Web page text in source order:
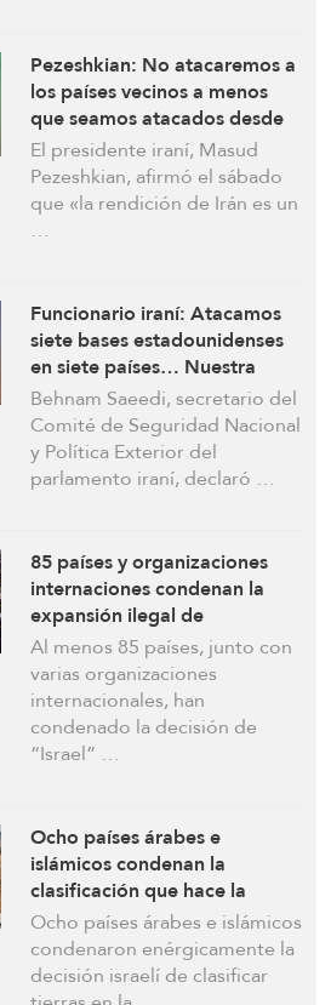
Pezeshkian: No atacaremos a
los países vecinos a menos
que seamos atacados desde
su territorio… y nuestra
rendición sea imposible
El presidente iraní, Masud
Pezeshkian, afirmó el sábado
que «la rendición de Irán es un
…
Funcionario iraní: Atacamos
siete bases estadounidenses
en siete países… Nuestra
respuesta decisiva aún está
por llegar
Behnam Saeedi, secretario del
Comité de Seguridad Nacional
y Política Exterior del
parlamento iraní, declaró …
85 países y organizaciones
internaciones condenan la
expansión ilegal de
asentamientos de “Israel” y
medidas de anexión en
Cisjordania
Al menos 85 países, junto con
varias organizaciones
internacionales, han
condenado la decisión de
“Israel” …
Ocho países árabes e
islámicos condenan la
clasificación que hace la
ocupación israelí de las tierras
de Cisjordania como «tierras
estatales»
Ocho países árabes e islámicos
condenaron enérgicamente la
decisión israelí de clasificar